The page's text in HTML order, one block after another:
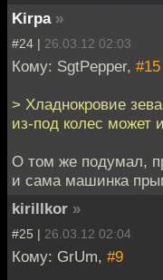
Kirpa »
#24 | 26.03.12 02:03
Кому: SgtPepper, #15
> Хладнокровие
из-под колес может
О том же подумал,
и сама машинка
kirillkor »
#25 | 26.03.12 02:04
Кому: GrUm, #9